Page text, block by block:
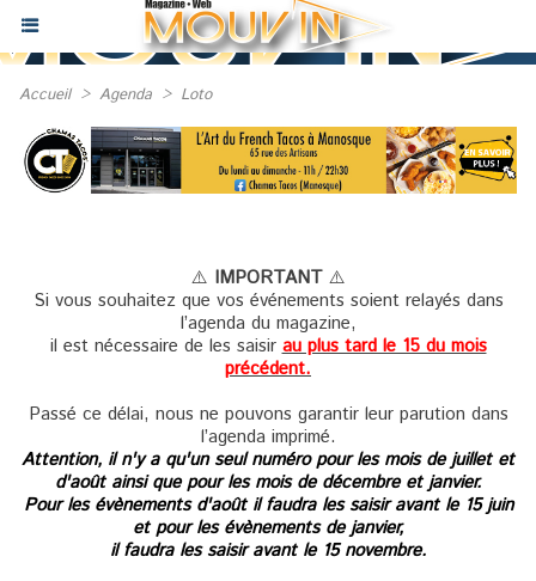
Accueil > Agenda > Loto
⚠️ IMPORTANT⚠️
Si vous souhaitez que vos événements soient relayés dans
l’agenda du magazine,
il est nécessaire de les saisir au plus tard le 15 du mois
précédent.
Passé ce délai, nous ne pouvons garantir leur parution dans
l’agenda imprimé.
Attention, il n'y a qu'un seul numéro pour les mois de juillet et
d'août ainsi que pour les mois de décembre et janvier.
Pour les évènements d'août il faudra les saisir avant le 15 juin
et pour les évènements de janvier,
il faudra les saisir avant le 15 novembre.